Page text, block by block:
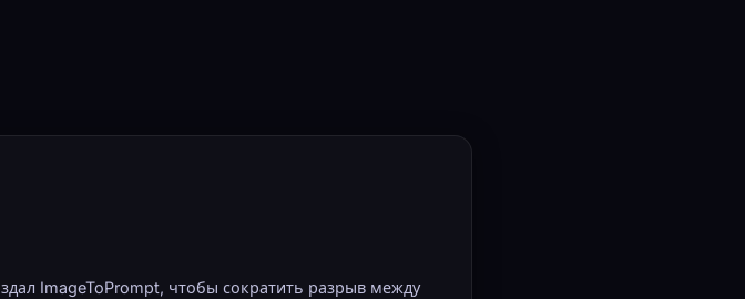
ImageToPrompt, чтобы сократить разрыв между